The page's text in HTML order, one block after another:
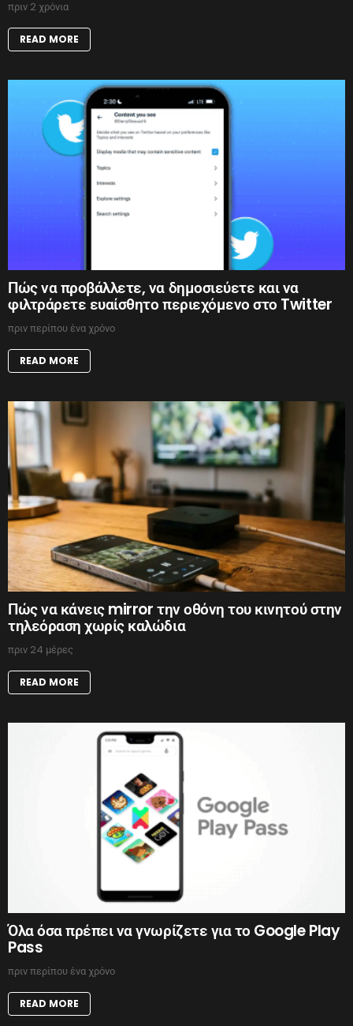
πριν 2 χρόνια
READ MORE
Πώς να προβάλλετε, να δημοσιεύετε και να
φιλτράρετε ευαίσθητο περιεχόμενο στο Twitter
πριν περίπου ένα χρόνο
READ MORE
Πώς να κάνεις mirror την οθόνη του κινητού στην
τηλεόραση χωρίς καλώδια
πριν 24 μέρες
READ MORE
Όλα όσα πρέπει να γνωρίζετε για το Google Play
Pass
πριν περίπου ένα χρόνο
READ MORE